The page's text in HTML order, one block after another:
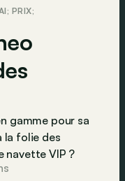
PRIX;
gamme pour sa
la folie des
navette VIP ?